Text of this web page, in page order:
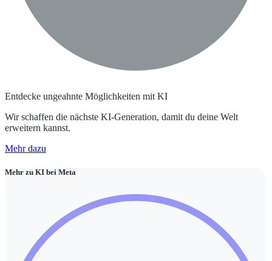
Entdecke ungeahnte Möglichkeiten mit KI
Wir schaffen die nächste KI-Generation, damit du deine Welt
erweitern kannst.
Mehr dazu
Mehr zu KI bei Meta